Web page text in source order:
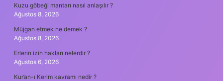
Kuzu göbeği mantarı nasıl anlaşılır ?
Ağustos 8, 2026
Müjgan etmek ne demek ?
Ağustos 8, 2026
Erlerin izin hakları nelerdir ?
Ağustos 6, 2026
Kur’an-ı Kerim kavramı nedir ?